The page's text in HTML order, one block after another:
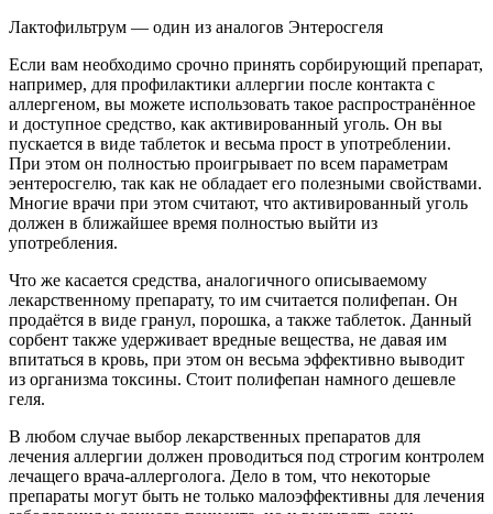
Лактофильтрум — один из аналогов Энтеросгеля
Если вам необходимо срочно принять сорбирующий препарат,
например, для профилактики аллергии после контакта с
аллергеном, вы можете использовать такое распространённое
и доступное средство, как активированный уголь. Он вы
пускается в виде таблеток и весьма прост в употреблении.
При этом он полностью проигрывает по всем параметрам
эентеросгелю, так как не обладает его полезными свойствами.
Многие врачи при этом считают, что активированный уголь
должен в ближайшее время полностью выйти из
употребления.
Что же касается средства, аналогичного описываемому
лекарственному препарату, то им считается полифепан. Он
продаётся в виде гранул, порошка, а также таблеток. Данный
сорбент также удерживает вредные вещества, не давая им
впитаться в кровь, при этом он весьма эффективно выводит
из организма токсины. Стоит полифепан намного дешевле
геля.
В любом случае выбор лекарственных препаратов для
лечения аллергии должен проводиться под строгим контролем
лечащего врача-аллерголога. Дело в том, что некоторые
препараты могут быть не только малоэффективны для лечения